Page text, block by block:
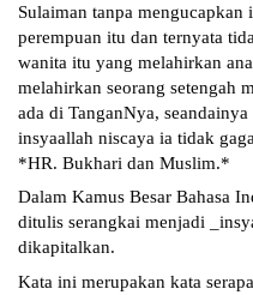
Sulaiman tanpa
perempuan itu dan ternyata
wanita itu yang melahirkan
melahirkan seorang setengah
ada di TanganNya,
insyaallah niscaya ia tidak
*HR. Bukhari dan Muslim.*
Dalam Kamus Besar Bahasa
ditulis serangkai menjadi
dikapitalkan.
Kata ini merupakan kata